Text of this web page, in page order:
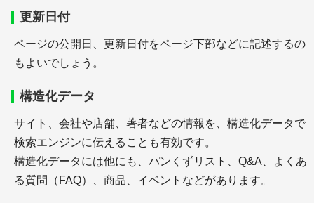
＋参考文献の書き方
＋特許文献の番号等
＋雑誌中の論文 *1
更新日付
ページの公開日、更新日付をページ下部などに記述するの
もよいでしょう。
構造化データ
サイト、会社や店舗、著者などの情報を、構造化データで
検索エンジンに伝えることも有効です。
構造化データには他にも、パンくずリスト、Q&A、よくあ
る質問（FAQ）、商品、イベントなどがあります。